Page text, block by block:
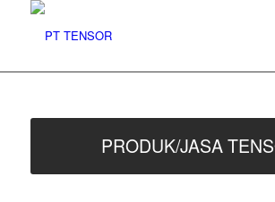
PRODUK/JASA